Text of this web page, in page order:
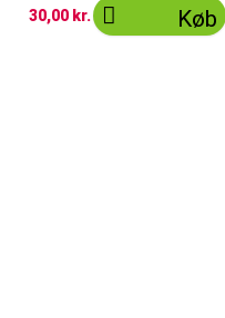
30,00 kr.  Køb